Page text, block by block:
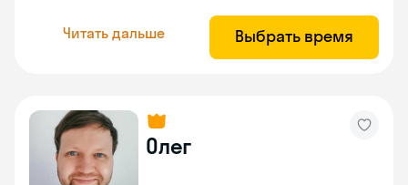
Читать дальше Выбрать время
Олег